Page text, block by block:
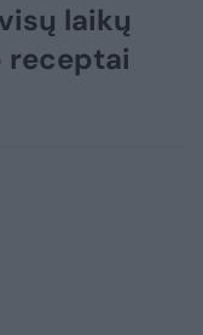
laikų
receptai